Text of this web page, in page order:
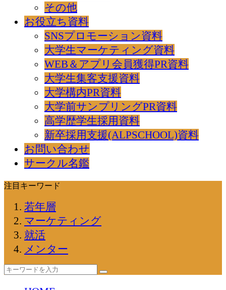
その他
お役立ち資料
SNSプロモーション資料
大学生マーケティング資料
WEB＆アプリ会員獲得PR資料
大学生集客支援資料
大学構内PR資料
大学前サンプリングPR資料
高学歴学生採用資料
新卒採用支援(ALPSCHOOL)資料
お問い合わせ
サークル名鑑
注目キーワード
若年層
マーケティング
就活
メンター